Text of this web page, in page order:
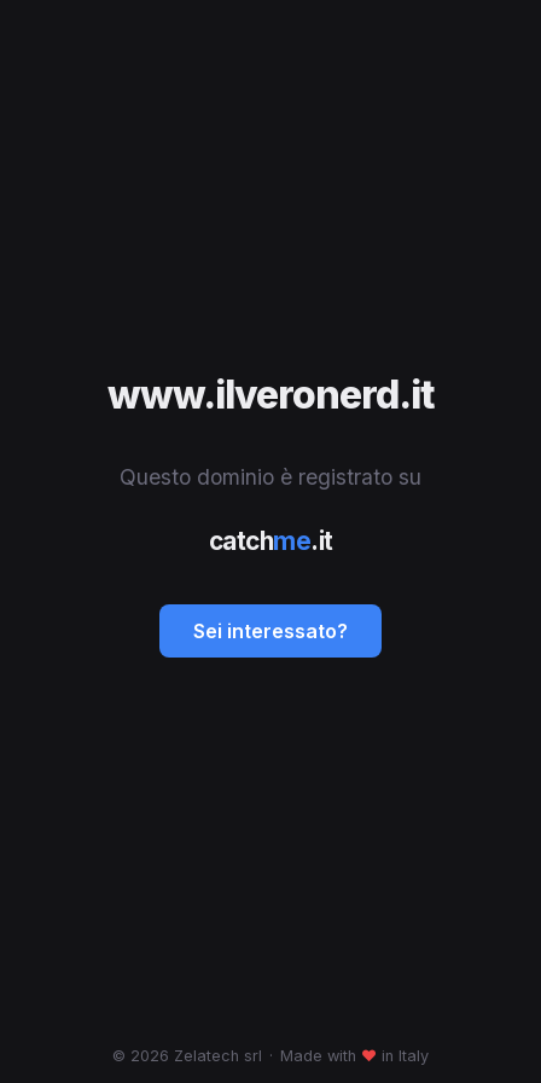
www.ilveronerd.it
Questo dominio è registrato su
catchme.it
Sei interessato?
© 2026 Zelatech srl · Made with ♥ in Italy